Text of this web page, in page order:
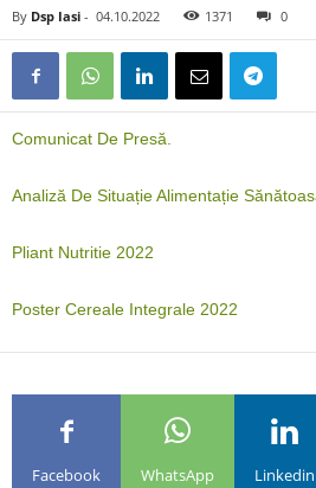
By Dsp Iasi - 04.10.2022 1371 0
Comunicat De Presă.
Analiză De Situație Alimentație
Pliant Nutritie 2022
Poster Cereale Integrale 2022
Facebook WhatsApp Linkedin